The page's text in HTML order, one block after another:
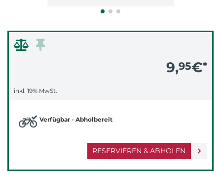
9,95€*
inkl. 19% MwSt.
RESERVIEREN & ABHOLEN
Verfügbar - Abholbereit